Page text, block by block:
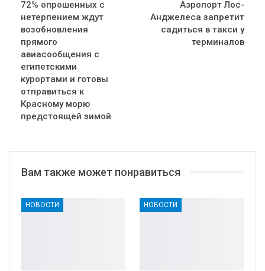
72% опрошенных с
нетерпением ждут
возобновления
прямого
авиасообщения с
египетскими
курортами и готовы
отправиться к
Красному морю
предстоящей зимой
Аэропорт Лос-
Анджелеса запретит
садиться в такси у
терминалов
Вам также может понравиться
НОВОСТИ НОВОСТИ